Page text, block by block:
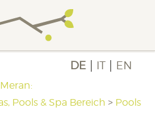
DE IT EN
Pools & Spa Bereich > Pools